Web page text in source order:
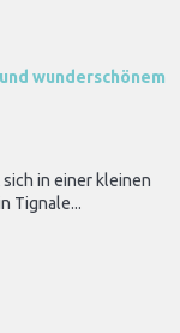
wunderschönem
in einer kleinen
Tignale...